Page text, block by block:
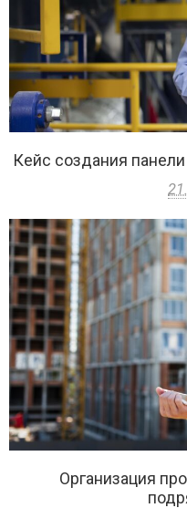
Кейс создания
Организация